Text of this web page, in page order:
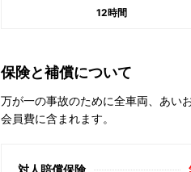
12時間
保険と補償について
万が一の事故のために全車両、あい
会員費に含まれます。
対人賠償保険